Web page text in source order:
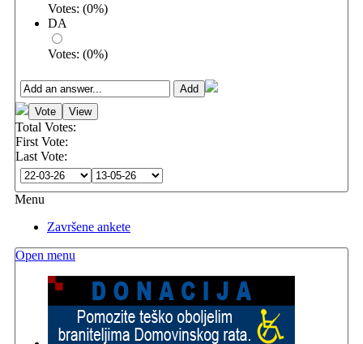
Votes: (0%)
DA
Votes: (0%)
Total Votes:
First Vote:
Last Vote:
Menu
Završene ankete
Open menu